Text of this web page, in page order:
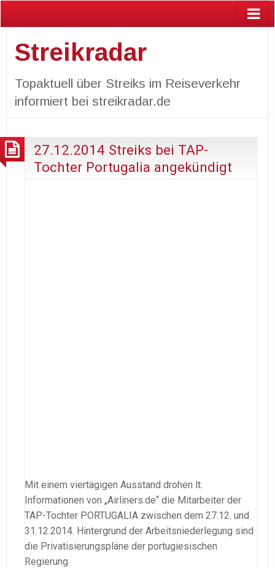
Streikradar
Topaktuell über Streiks im Reiseverkehr
informiert bei streikradar.de
27.12.2014 Streiks bei TAP-
Tochter Portugalia angekündigt
Mit einem viertägigen Ausstand drohen lt.
Informationen von „Airliners.de“ die Mitarbeiter der
TAP-Tochter PORTUGALIA zwischen dem 27.12. und
31.12.2014. Hintergrund der Arbeitsniederlegung sind
die Privatisierungspläne der portugiesischen
Regierung.